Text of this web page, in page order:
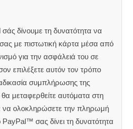
δίνουμε τη δυνατότητα να
με πιστωτική κάρτα μέσα από
για την ασφάλειά του σε
επιλέξετε αυτόν τον τρόπο
συμπλήρωσης της
μεταφερθείτε αυτόματα στη
να ολοκληρώσετε την πληρωμή
σας δίνει τη δυνατότητα